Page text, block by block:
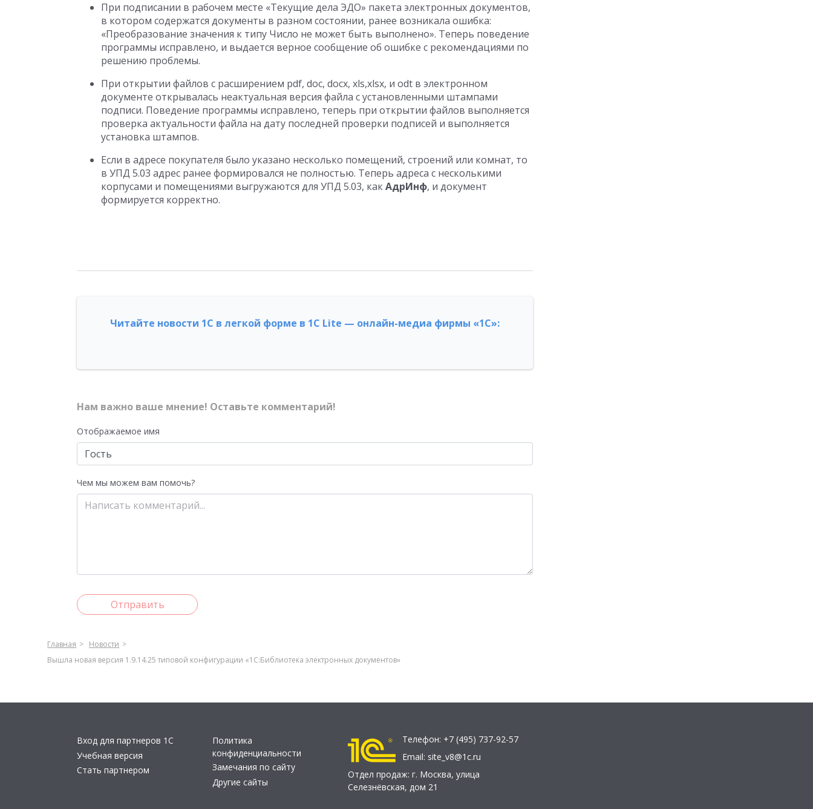
При подписании в рабочем месте «Текущие дела ЭДО» пакета электронных документов,
в котором содержатся документы в разном состоянии, ранее возникала ошибка:
«Преобразование значения к типу Число не может быть выполнено». Теперь поведение
программы исправлено, и выдается верное сообщение об ошибке с рекомендациями по
решению проблемы.
При открытии файлов с расширением pdf, doc, docx, xls,xlsx, и odt в электронном
документе открывалась неактуальная версия файла с установленными штампами
подписи. Поведение программы исправлено, теперь при открытии файлов выполняется
проверка актуальности файла на дату последней проверки подписей и выполняется
установка штампов.
Если в адресе покупателя было указано несколько помещений, строений или комнат, то
в УПД 5.03 адрес ранее формировался не полностью. Теперь адреса с несколькими
корпусами и помещениями выгружаются для УПД 5.03, какАдрИнф, и документ
формируется корректно.
Читайте новости 1С в легкой форме в 1С Lite — онлайн-медиа фирмы «1С»:
Нам важно ваше мнение! Оставьте комментарий!
Отображаемое имя
Чем мы можем вам помочь?
Отправить
Главная
Новости
Вышла новая версия 1.9.14.25 типовой конфигурации «1С:Библиотека электронных документов»
Вход для партнеров 1С
Учебная версия
Стать партнером
Политика
конфиденциальности
Замечания по сайту
Другие сайты
Телефон: +7 (495) 737-92-57
Email: site_v8@1c.ru
Отдел продаж: г. Москва, улица
Селезнёвская, дом 21